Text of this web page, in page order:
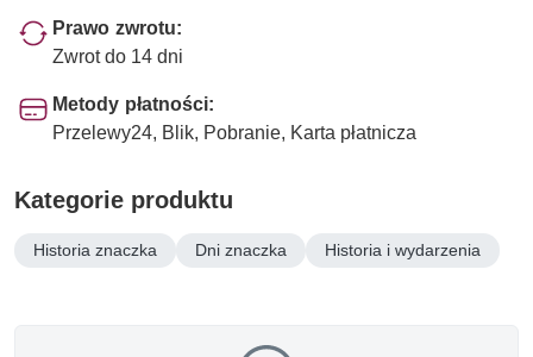
Prawo zwrotu:
Zwrot do 14 dni
Metody płatności:
Przelewy24, Blik, Pobranie, Karta płatnicza
Kategorie produktu
Historia znaczka Dni znaczka Historia i wydarzenia